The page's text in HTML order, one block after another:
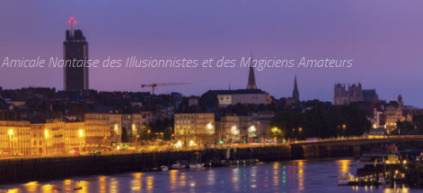
Amicale Nantaise des Illusionnistes et des Magiciens Amateurs